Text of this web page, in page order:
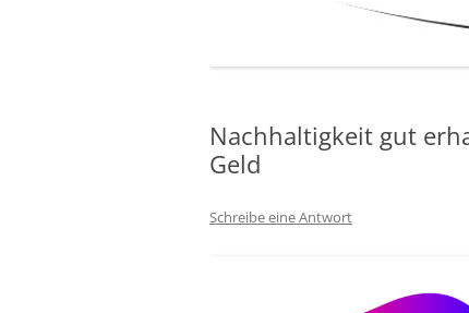
Nachhaltigkeit gut
Geld
Schreibe eine Antwort